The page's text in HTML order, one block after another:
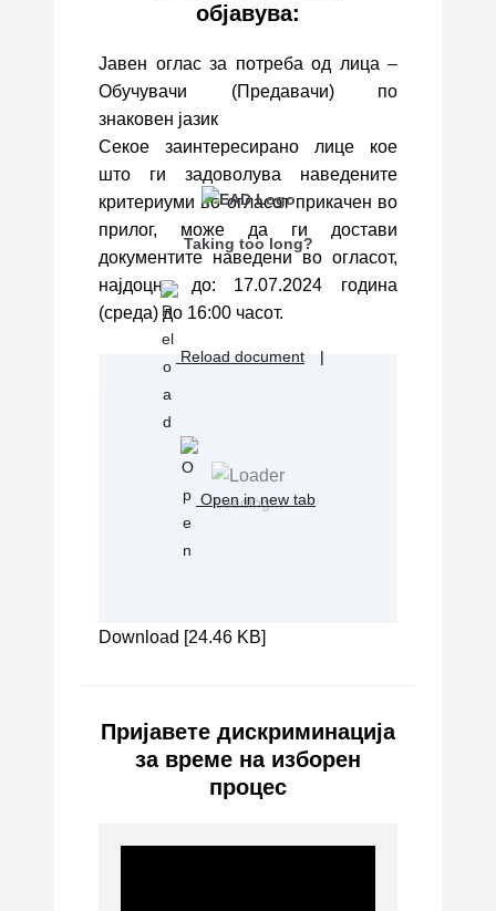
објавува:
Јавен оглас за потреба од лица –
Обучувачи (Предавачи) по
знаковен јазик
Секое заинтересирано лице кое
што ги задоволува наведените
критериуми во огласот прикачен во
прилог, може да ги достави
документите наведени во огласот,
најдоцна до: 17.07.2024 година
(среда) до 16:00 часот.
Loading...
Taking too long?
Reload document |
Open in new tab
Download [24.46 KB]
Пријавете дискриминација
за време на изборен
процес